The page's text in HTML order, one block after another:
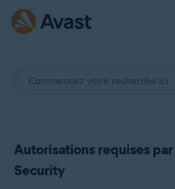
Autorisations requises
Security